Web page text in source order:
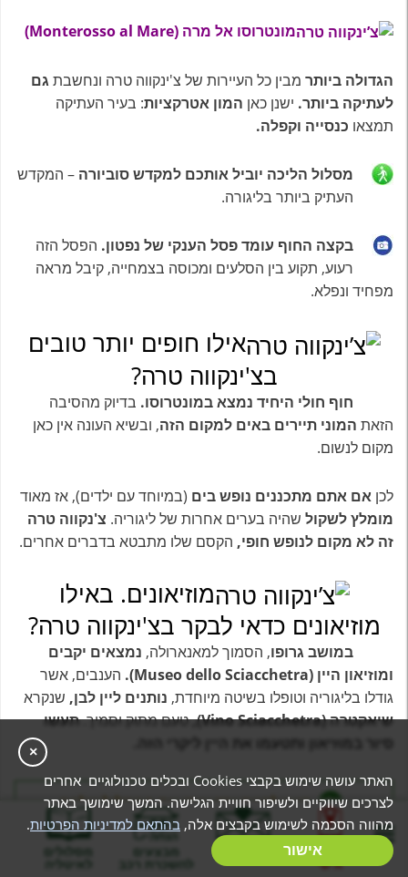
מונטרוסו אל מרה (Monterosso al Mare)
הגדולה ביותר מבין כל העיירות של צ'ינקווה טרה ונחשבתגם
לעתיקה ביותר. ישנן כאן המון אטרקציות: בעיר העתיקה
תמצאו כנסייה וקפלה.
מסלול הליכה יוביל אותכם למקדש סוביורה – המקדש
העתיק ביותר בליגורה.
בקצה החוף עומד פסל הענקי של נפטון. הפסל הזה
רעוע, תקוע בין הסלעים ומכוסה בצמחייה, קיבל מראה
מפחיד ונפלא.
אילו חופים יותר טובים
בצ'ינקווה טרה?
חוף חולי היחיד נמצא במונטרוסו. בדיוק מהסיבה
הזאת המוני תיירים באים למקום הזה, ובשיא העונה אין כאן
מקום לנשום.
לכן אם אתם מתכננים נופש בים (במיוחד עם ילדים), אז מאוד
מומלץ לשקול שהיה בערים אחרות של ליגוריה. צ'נקווה טרה
זה לא מקום לנופש חופי, הקסם שלו מתבטא בדברים אחרים.
מוזיאונים. באילו
מוזיאונים כדאי לבקר בצ'ינקווה טרה?
במושב גרופו, הסמוך למאנארולה, נמצאים יקבים
ומוזיאון היין (Museo dello Sciacchetra).
הענבים, אשר
גודלו בליגוריה וטופלו בשיטה מיוחדת, נותנים ליין לבן, שנקרא
שיאקטרה (Vino Sciacchetra),
טעם מתוק וסמיך.תעשו
סיור במוזיאון ותטעמו את היין ליקרי הזה.
בואו לבנות יחד איתי את המסלול שלכם
המוזיאון נמצא בכתובת: Via Antonio Discovolo
בניית מסלול
אישי
מבצעים מסלולים
לאיטליה
×
האתר עושה שימוש בקבצי Cookies ובכלים טכנולוגיים אחרים
לצרכים שיווקיים ולשיפור חוויית הגלישה. המשך שימושך באתר
מהווה הסכמה לשימוש בקבצים אלה, בהתאם למדיניות הפרטיות.
אישור